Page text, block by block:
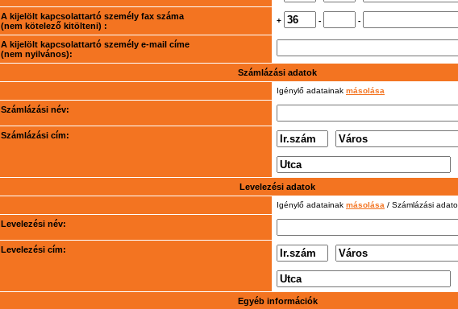
A kijelölt kapcsolattartó személy fax száma
(nem kötelező kitölteni) :
+ - -
A kijelölt kapcsolattartó személy e-mail címe
(nem nyilvános):
Számlázási adatok
Igénylő adatainak másolása
Számlázási név:
Számlázási cím:
Levelezési adatok
Igénylő adatainak másolása / Számlázási
Levelezési név:
Levelezési cím:
Egyéb információk